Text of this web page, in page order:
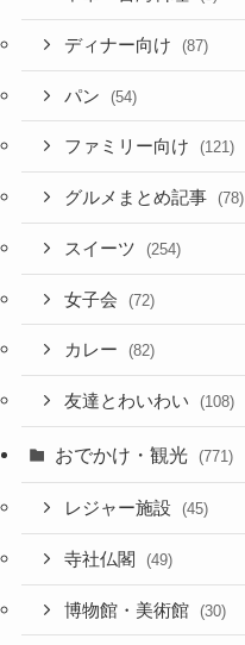
ディナー向け (87)
パン (54)
ファミリー向け (121)
グルメまとめ記事 (78)
スイーツ (254)
女子会 (72)
カレー (82)
友達とわいわい (108)
おでかけ・観光 (771)
レジャー施設 (45)
寺社仏閣 (49)
博物館・美術館 (30)